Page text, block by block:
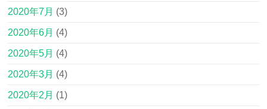
2020年7月 (3)
2020年6月 (4)
2020年5月 (4)
2020年3月 (4)
2020年2月 (1)